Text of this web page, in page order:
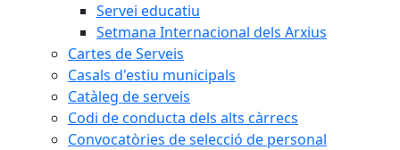
Servei educatiu
Setmana Internacional dels Arxius
Cartes de Serveis
Casals d'estiu municipals
Catàleg de serveis
Codi de conducta dels alts càrrecs
Convocatòries de selecció de personal